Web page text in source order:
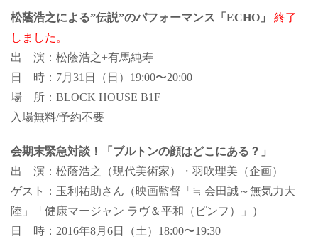
松蔭浩之による”伝説”のパフォーマンス「ECHO」
終了
しました。
出 演：松蔭浩之+有馬純寿
日 時：7月31日（日）19:00〜20:00
場 所：BLOCK HOUSE B1F
入場無料/予約不要
会期末緊急対談！「ブルトンの顔はどこにある？」
出 演：松蔭浩之（現代美術家）・羽吹理美（企画）
ゲスト：玉利祐助さん（映画監督「≒ 会田誠～無気力大
陸」「健康マージャン ラヴ＆平和（ピンフ）」）
日 時：2016年8月6日（土）18:00〜19:30